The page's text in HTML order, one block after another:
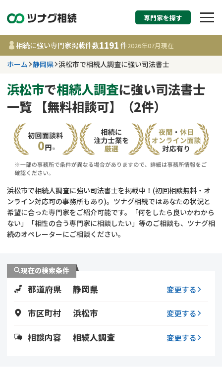
相続税申告・相続手
す
静岡県
事務所 1191
相談内容で探す
相続登記
遺留分侵害額請求
相続人調査
コラム
相続手続き
相続登記
専門家を探す
相続に強い専門家掲載件数1191 件2026年07月現在
ホーム 静岡県 浜松市で相続人調査に強い司法書士
浜松市で相続人調査に強い司法書士
一覧 【無料相談可】（2件）
浜松市で相続人調査に強い司法書士を掲載中！(初回相談無料・オ
ンライン対応可の事務所もあり)。ツナグ相続ではあなたの状況と
希望に合った専門家をご紹介可能です。「何をしたら良いかわから
ない」「相性の合う専門家に相談したい」等のご相談も、ツナグ相
続のオペレーターにご相談ください。
現在の検索条件
都道府県 静岡県 変更する
市区町村 浜松市 変更する
相談内容 相続人調査 変更する